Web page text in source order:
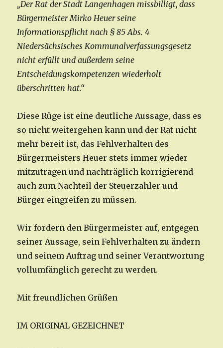
„Der Rat der Stadt Langenhagen missbilligt, dass
Bürgermeister Mirko Heuer seine
Informationspflicht nach § 85 Abs. 4
Niedersächsisches Kommunalverfassungsgesetz
nicht erfüllt und außerdem seine
Entscheidungskompetenzen wiederholt
überschritten hat.“
Diese Rüge ist eine deutliche Aussage, dass es
so nicht weitergehen kann und der Rat nicht
mehr bereit ist, das Fehlverhalten des
Bürgermeisters Heuer stets immer wieder
mitzutragen und nachträglich korrigierend
auch zum Nachteil der Steuerzahler und
Bürger eingreifen zu müssen.
Wir fordern den Bürgermeister auf, entgegen
seiner Aussage, sein Fehlverhalten zu ändern
und seinem Auftrag und seiner Verantwortung
vollumfänglich gerecht zu werden.
Mit freundlichen Grüßen
IM ORIGINAL GEZEICHNET